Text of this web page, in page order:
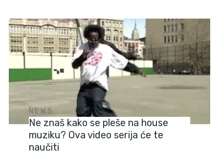
NEWS
Ne znaš kako se pleše na house
muziku? Ova video serija će te
naučiti